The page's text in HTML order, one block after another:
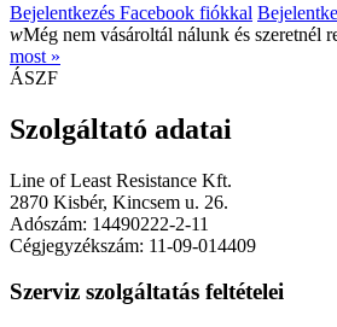
Bejelentkezés Facebook fiókkal
wMég nem vásároltál nálunk és szeretnél
most »
ÁSZF
Szolgáltató adatai
Line of Least Resistance Kft.
2870 Kisbér, Kincsem u. 26.
Adószám: 14490222-2-11
Cégjegyzékszám: 11-09-014409
Szerviz szolgáltatás feltételei